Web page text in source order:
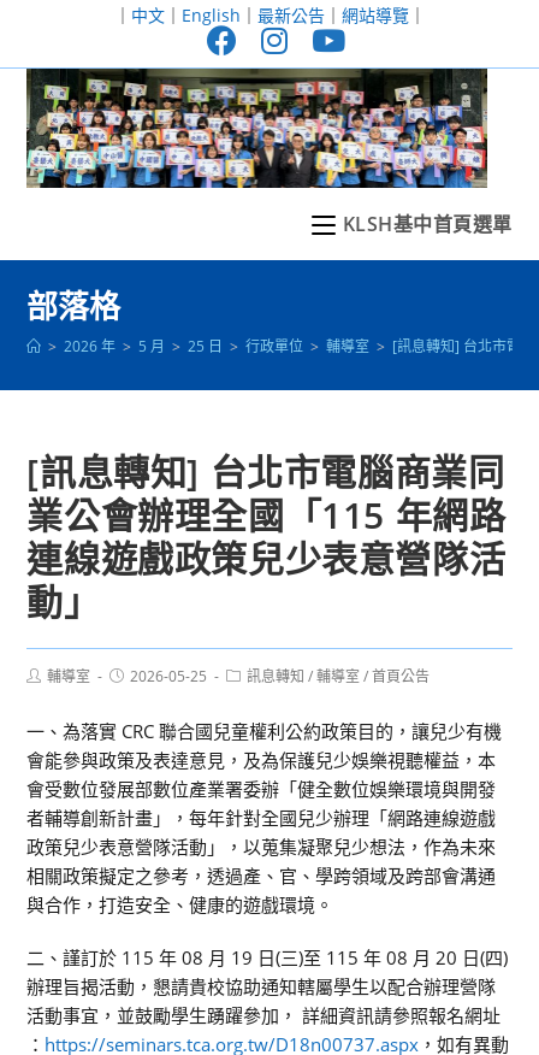
至
｜ 中文｜ English ｜ 最新公告｜ 網站導覽｜
KLSH基中首頁選單
部落格
> 2026 年 > 5 月 > 25 日 > 行政單位 > 輔導室 > [訊息轉知] 台北市電
[訊息轉知] 台北市電腦商業同
業公會辦理全國「115 年網路
連線遊戲政策兒少表意營隊活
動」
Post輔導室
Post2026-05-25
Post訊息轉知 / 輔導室 / 首頁公告
一、為落實 CRC 聯合國兒童權利公約政策目的，讓兒少有機
會能參與政策及表達意見，及為保護兒少娛樂視聽權益，本
會受數位發展部數位產業署委辦「健全數位娛樂環境與開發
者輔導創新計畫」，每年針對全國兒少辦理「網路連線遊戲
政策兒少表意營隊活動」，以蒐集凝聚兒少想法，作為未來
相關政策擬定之參考，透過產、官、學跨領域及跨部會溝通
與合作，打造安全、健康的遊戲環境。
二、謹訂於 115 年 08 月 19 日(三)至 115 年 08 月 20 日(四)
辦理旨揭活動，懇請貴校協助通知轄屬學生以配合辦理營隊
活動事宜，並鼓勵學生踴躍參加， 詳細資訊請參照報名網址
： https://seminars.tca.org.tw/D18n00737.aspx ，如有異動